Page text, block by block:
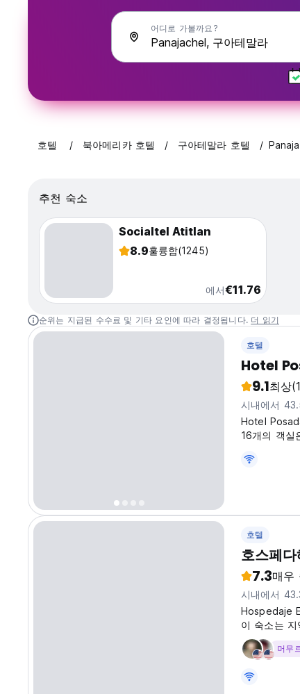
어디로 가볼까요?
호텔 북아메리카 호텔 구아테말라 호텔
추천 숙소
Socialtel Atitlan
8.9훌륭함(1245)
에서€11.76
순위는 지급된 수수료 및 기타 요인에 따라 결정됩니다. 더 읽기
호텔
Hotel
9.1최상
시내에서
Hotel
16개의 객실
호텔
호스페
7.3매우
시내에서
Hospedaje
이 숙소는
치에 있습니
해 호텔은 각
머무